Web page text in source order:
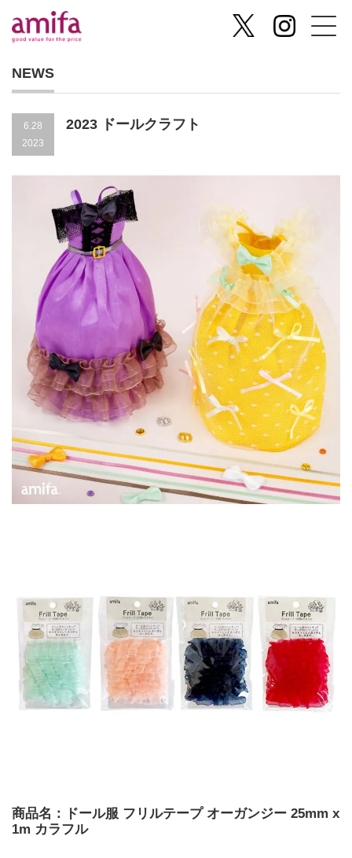
NEWS
6.28
2023
2023 ドールクラフト
商品名：ドール服 フリルテープ オーガンジー 25mm x
1m カラフル